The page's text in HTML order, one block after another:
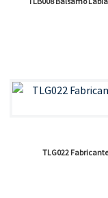
TLG022